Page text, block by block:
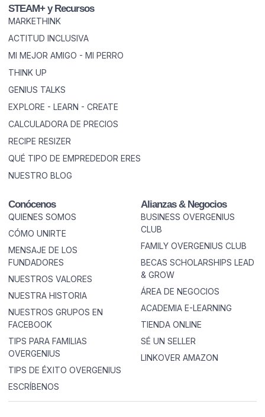
STEAM+ y Recursos
MARKETHINK
ACTITUD INCLUSIVA
MI MEJOR AMIGO - MI PERRO
THINK UP
GENIUS TALKS
EXPLORE - LEARN - CREATE
CALCULADORA DE PRECIOS
RECIPE RESIZER
QUÉ TIPO DE EMPREDEDOR ERES
NUESTRO BLOG
Conócenos
QUIENES SOMOS
CÓMO UNIRTE
MENSAJE DE LOS
FUNDADORES
NUESTROS VALORES
NUESTRA HISTORIA
NUESTROS GRUPOS EN
FACEBOOK
TIPS PARA FAMILIAS
OVERGENIUS
TIPS DE ÉXITO OVERGENIUS
ESCRÍBENOS
Alianzas & Negocios
BUSINESS OVERGENIUS
CLUB
FAMILY OVERGENIUS CLUB
BECAS SCHOLARSHIPS LEAD
& GROW
ÁREA DE NEGOCIOS
ACADEMIA E-LEARNING
TIENDA ONLINE
SÉ UN SELLER
LINKOVER AMAZON